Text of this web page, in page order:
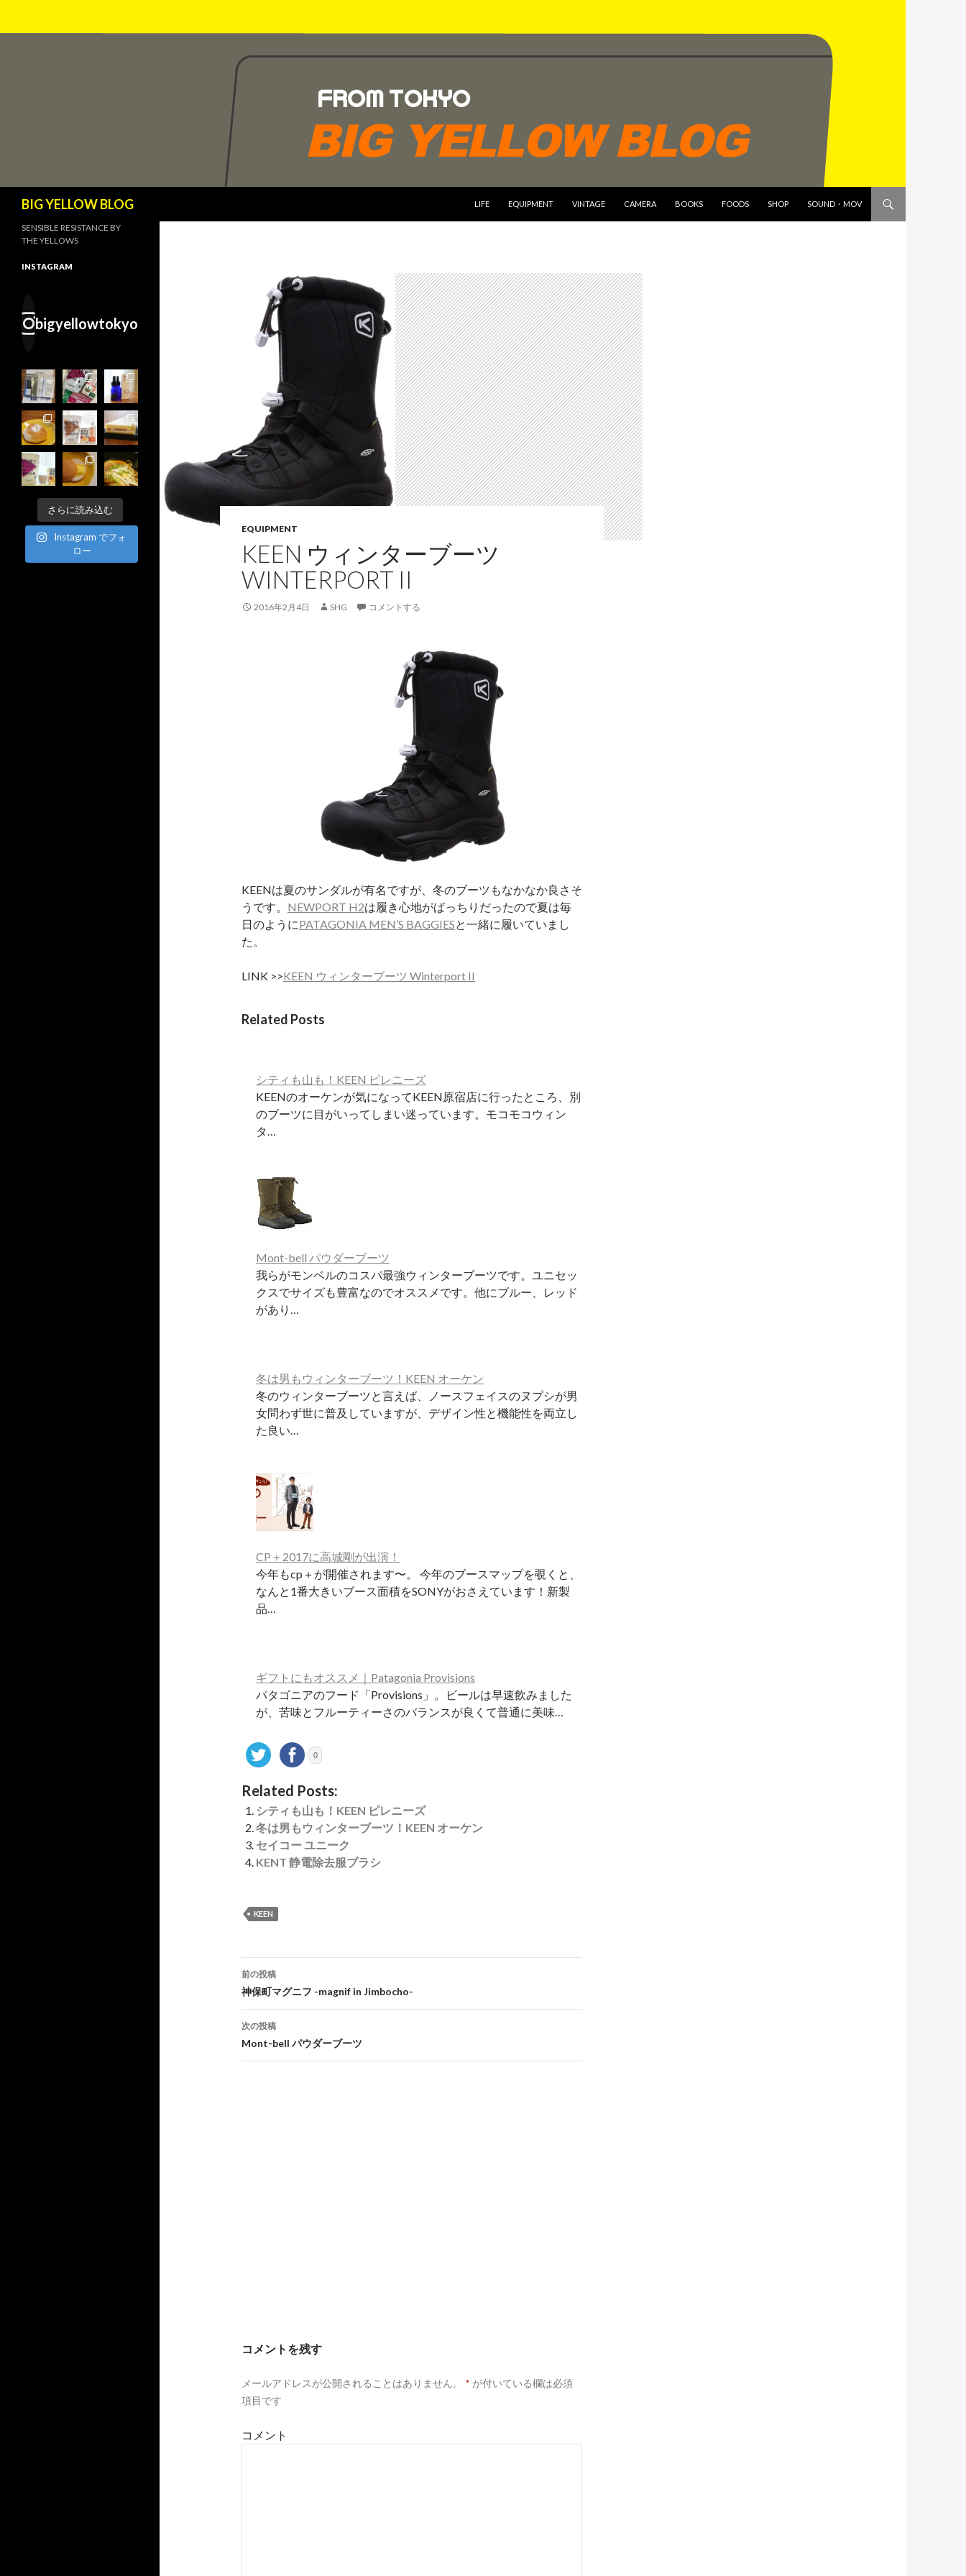
BIG YELLOW BLOG
LIFE
EQUIPMENT VINTAGE CAMERA BOOKS FOODS SHOP SOUND・MOV
EQUIPMENT
KEEN ウィンターブーツ
WINTERPORT II
2016年2月4日 SHG コメントする
KEENは夏のサンダルが有名ですが、冬のブーツもなかなか良さそ
うです。 NEWPORT H2は履き心地がばっちりだったので夏は毎
日のようにPATAGONIA MEN’S BAGGIESと一緒に履いていまし
た。
LINK >>KEEN ウィンターブーツ Winterport II
Related Posts
シティも山も！KEEN ピレニーズ
KEENのオーケンが気になってKEEN原宿店に行ったところ、別
のブーツに目がいってしまい迷っています。モコモコウィン
タ…
Mont-bell パウダーブーツ
我らがモンベルのコスパ最強ウィンターブーツです。ユニセッ
クスでサイズも豊富なのでオススメです。他にブルー、レッド
があり…
冬は男もウィンターブーツ！KEEN オーケン
冬のウィンターブーツと言えば、ノースフェイスのヌプシが男
女問わず世に普及していますが、デザイン性と機能性を両立し
た良い…
CP＋2017に高城剛が出演！
今年もcp＋が開催されます〜。 今年のブースマップを覗くと、
なんと1番大きいブース面積をSONYがおさえています！新製
品…
ギフトにもオススメ｜Patagonia Provisions
パタゴニアのフード「Provisions」。ビールは早速飲みました
が、苦味とフルーティーさのバランスが良くて普通に美味…
0
Related Posts:
シティも山も！KEEN ピレニーズ
冬は男もウィンターブーツ！KEEN オーケン
セイコー ユニーク
KENT 静電除去服ブラシ
KEEN
投
稿
ナ
ビ
ゲ
前の投稿
神保町マグニフ -magnif in Jimbocho-
次の投稿
Mont-bell パウダーブーツ
コメントを残す
メールアドレスが公開されることはありません。 * が付いている欄は必須
項目です
コメント
SENSIBLE RESISTANCE BY
THE YELLOWS
INSTAGRAM
bigyellowtokyo
さらに読み込む
Instagram でフォ
ロー